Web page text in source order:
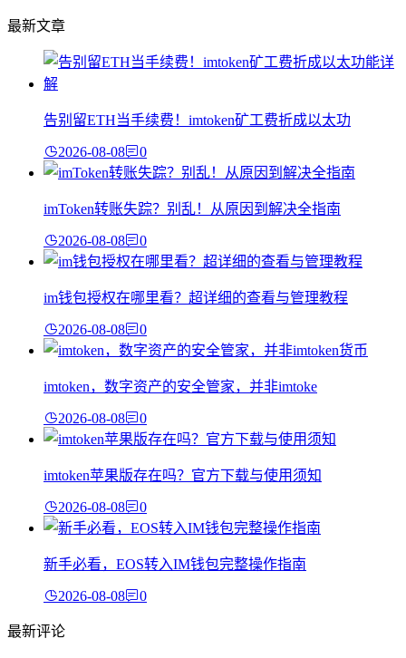
最新文章
告别留ETH当手续费！imtoken矿工费折成以太功
2026-08-08 0
imToken转账失踪？别乱！从原因到解决全指南
2026-08-08 0
im钱包授权在哪里看？超详细的查看与管理教程
2026-08-08 0
imtoken，数字资产的安全管家，并非imtoke
2026-08-08 0
imtoken苹果版存在吗？官方下载与使用须知
2026-08-08 0
新手必看，EOS转入IM钱包完整操作指南
2026-08-08 0
最新评论